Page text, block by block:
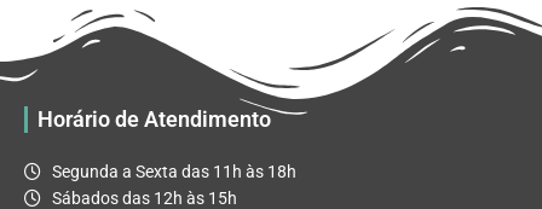
Horário de Atendimento
Segunda a Sexta das 11h às 18h
Sábados das 12h às 15h